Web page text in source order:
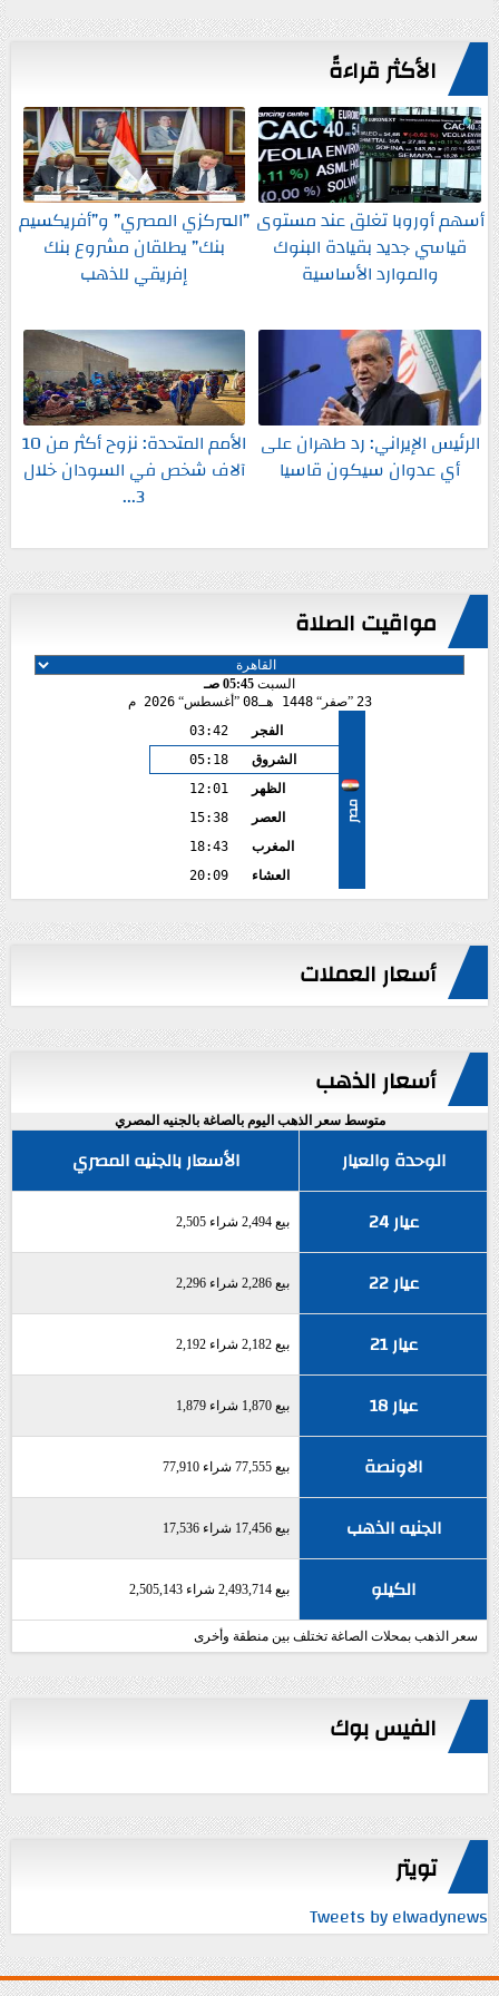
الأكثر قراءةً
أسهم أوروبا تغلق عند مستوى
قياسي جديد بقيادة البنوك
والموارد الأساسية
”المركزي المصري” و”أفريكسيم
بنك” يطلقان مشروع بنك
إفريقي للذهب
الرئيس الإيراني: رد طهران على
أي عدوان سيكون قاسيا
الأمم المتحدة: نزوح أكثر من 10
آلاف شخص في السودان خلال
3...
مواقيت الصلاة
السبت 05:45 صـ
23
صفر 1448 هـ 08 أغسطس 2026 م
مصر
الفجر
03:42
الشروق
05:18
الظهر
12:01
العصر
15:38
المغرب
18:43
العشاء
20:09
أسعار العملات
أسعار الذهب
متوسط سعر الذهب اليوم بالصاغة بالجنيه المصري
الوحدة والعيار
الأسعار بالجنيه المصري
عيار 24
بيع 2,494 شراء 2,505
عيار 22 بيع 2,286 شراء 2,296
عيار 21 بيع 2,182 شراء 2,192
عيار 18 بيع 1,870 شراء 1,879
الاونصة بيع 77,555 شراء 77,910
الجنيه الذهب بيع 17,456 شراء 17,536
الكيلو بيع 2,493,714 شراء 2,505,143
سعر الذهب بمحلات الصاغة تختلف بين منطقة وأخرى
الفيس بوك
تويتر
Tweets by elwadynews